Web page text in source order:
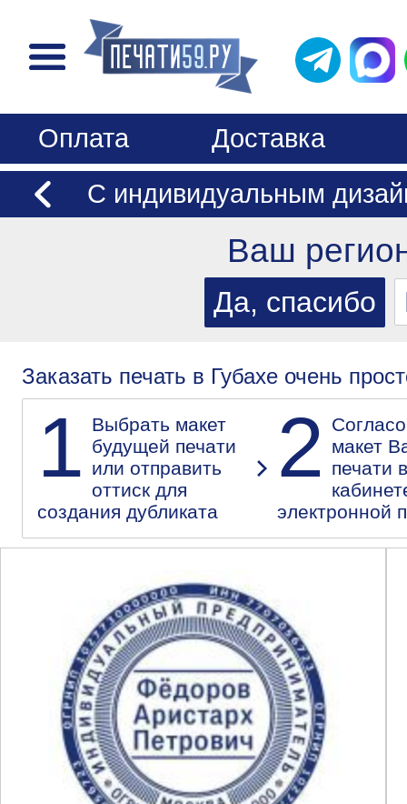
Оплата
Доставка
С индивидуальным
Ваш
Заказать печать в Губахе очень
1 Выбрать макет
будущей печати
или отправить
оттиск для
создания дубликата
2
макет
печати
электронной